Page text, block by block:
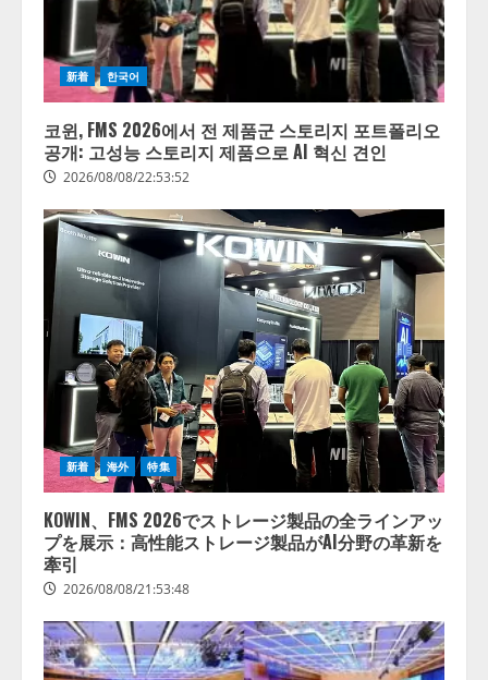
新着 한국어
코윈, FMS 2026에서 전 제품군 스토리지 포트폴리오
공개: 고성능 스토리지 제품으로 AI 혁신 견인
2026/08/08/22:53:52
新着 海外 特集
KOWIN、FMS 2026でストレージ製品の全ラインアッ
プを展示：高性能ストレージ製品がAI分野の革新を
牽引
2026/08/08/21:53:48